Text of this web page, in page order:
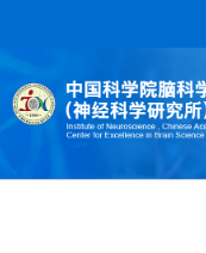
High-